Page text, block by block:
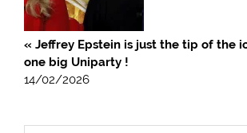
« Jeffrey Epstein is just the tip of the
one big Uniparty !
14/02/2026